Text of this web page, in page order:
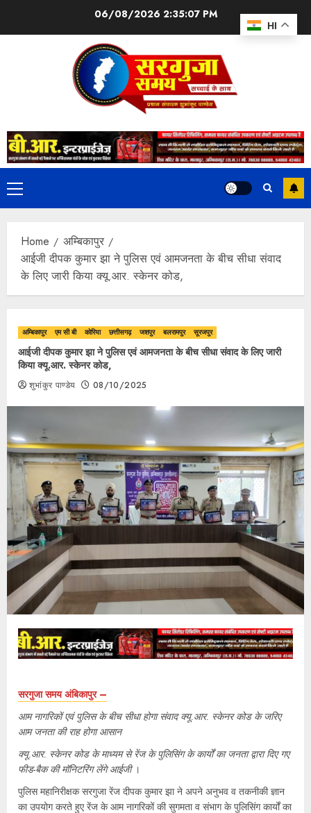
06/08/2026 2:35:08 PM
Home
अम्बिकापुर
आईजी दीपक कुमार झा ने पुलिस एवं आमजनता के बीच सीधा संवाद
के लिए जारी किया क्यू.आर. स्केनर कोड,
अम्बिकापुर एम सी बी कोरिया छत्तीसगढ़ जशपुर बलरामपुर सूरजपुर
आईजी दीपक कुमार झा ने पुलिस एवं आमजनता के बीच सीधा संवाद के लिए जारी
किया क्यू.आर. स्केनर कोड,
शुभांकुर पाण्डेय 08/10/2025
सरगुजा समय अंबिकापुर –
आम नागरिकों एवं पुलिस के बीच सीधा होगा संवाद क्यू.आर. स्केनर कोड के जरिए
आम जनता की राह होगा आसान
क्यू.आर. स्केनर कोड के माध्यम से रेंज के पुलिसिंग के कार्यों का जनता द्वारा दिए गए
फीड-बैक की मॉनिटरिंग लेंगे आईजी।
पुलिस महानिरीक्षक सरगुजा रेंज दीपक कुमार झा ने अपने अनुभव व तकनीकी ज्ञान
का उपयोग करते हुए रेंज के आम नागरिकों की सुगमता व संभाग के पुलिसिंग कार्यों का
HI